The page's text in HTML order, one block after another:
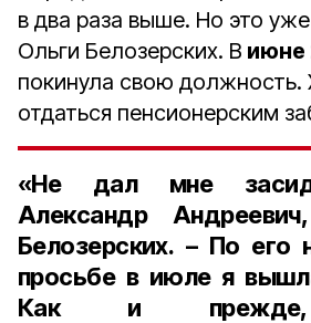
в два раза выше. Но это
Ольги Белозерских. В июне
покинула свою должность.
отдаться пенсионерским
«Не дал мне
Александр
Белозерских. – По его
просьбе в июле я
Как и прежде,